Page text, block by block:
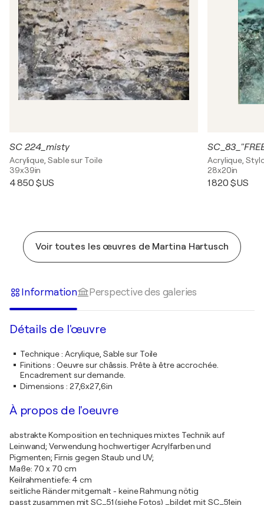
SC 224_misty
Acrylique, Sable sur Toile
39x39in
4 850 $US
Acrylique,
28x20in
1 820 $US
Voir toutes les œuvres de Martina Hartusch
Information Perspective des galeries
Détails de l'œuvre
Technique: Acrylique, Sable sur Toile
Finitions : Oeuvre sur châssis. Prête à être accrochée.
Encadrement sur demande.
Dimensions : 27,6x27,6in
À propos de l'oeuvre
abstrakte Komposition en techniques mixtes Technik auf
Leinwand; Verwendung hochwertiger Acrylfarben und
Pigmenten; Firnis gegen Staub und UV;
Maße: 70 x 70 cm
Keilrahmentiefe: 4 cm
seitliche Ränder mitgemalt - keine Rahmung nötig
passt zusammen mit SC_51 (siehe Fotos) _bildet mit SC_51ein